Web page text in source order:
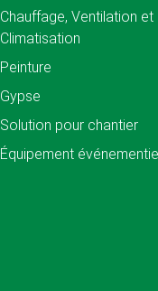
Chauffage, Ventilation et
Climatisation
Peinture
Gypse
Solution pour chantier
Équipement événementiel